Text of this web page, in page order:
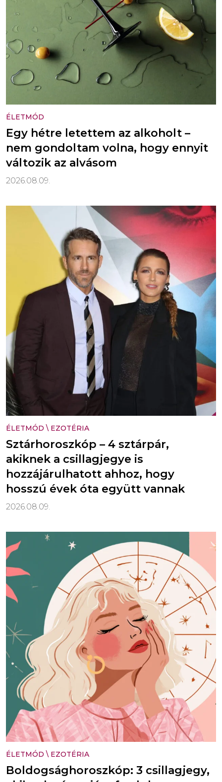
ÉLETMÓD
Egy hétre letettem az alkoholt –
nem gondoltam volna, hogy ennyit
változik az alvásom
2026.08.09.
ÉLETMÓD \ EZOTÉRIA
Sztárhoroszkóp – 4 sztárpár,
akiknek a csillagjegye is
hozzájárulhatott ahhoz, hogy
hosszú évek óta együtt vannak
2026.08.09.
ÉLETMÓD \ EZOTÉRIA
Boldogsághoroszkóp: 3 csillagjegy,